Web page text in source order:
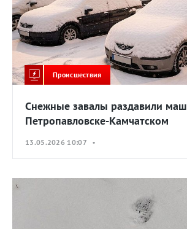
Происшествия
Снежные завалы раздавили
Петропавловске-Камчатском
13.05.2026 10:07 •